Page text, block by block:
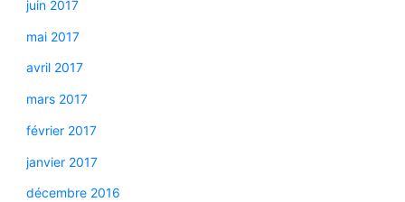
juin 2017
mai 2017
avril 2017
mars 2017
février 2017
janvier 2017
décembre 2016